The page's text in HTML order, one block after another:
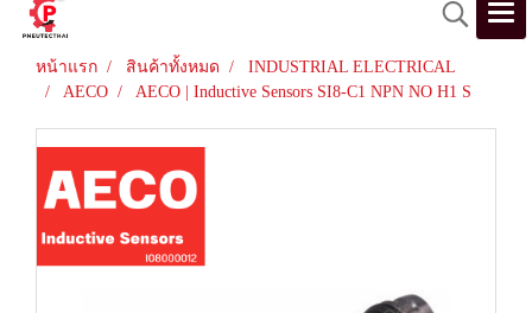
หน้าแรก สินค้าทั้งหมด
INDUSTRIAL ELECTRICAL
AECO
AECO | Inductive Sensors SI8-C1 NPN NO H1 S